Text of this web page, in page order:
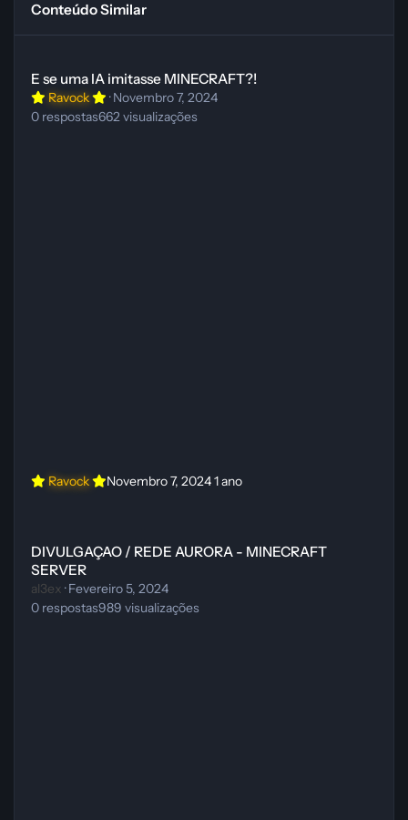
Conteúdo Similar
E se uma IA imitasse MINECRAFT?!
Ravock ·Novembro 7, 2024
0 respostas662visualizações
Ravock Novembro 7, 20241 ano
DIVULGAÇAO / REDE AURORA - MINECRAFT
SERVER
al3ex ·Fevereiro 5, 2024
0 respostas989 visualizações